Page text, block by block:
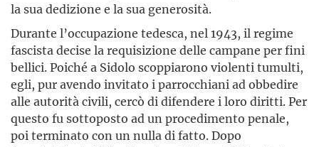
la sua dedizione e la sua generosità.
Durante l’occupazione tedesca, nel 1943, il regime
fascista decise la requisizione delle campane per fini
bellici. Poiché a Sidolo scoppiarono violenti tumulti,
egli, pur avendo invitato i parrocchiani ad obbedire
alle autorità civili, cercò di difendere i loro diritti. Per
questo fu sottoposto ad un procedimento penale,
poi terminato con un nulla di fatto. Dopo